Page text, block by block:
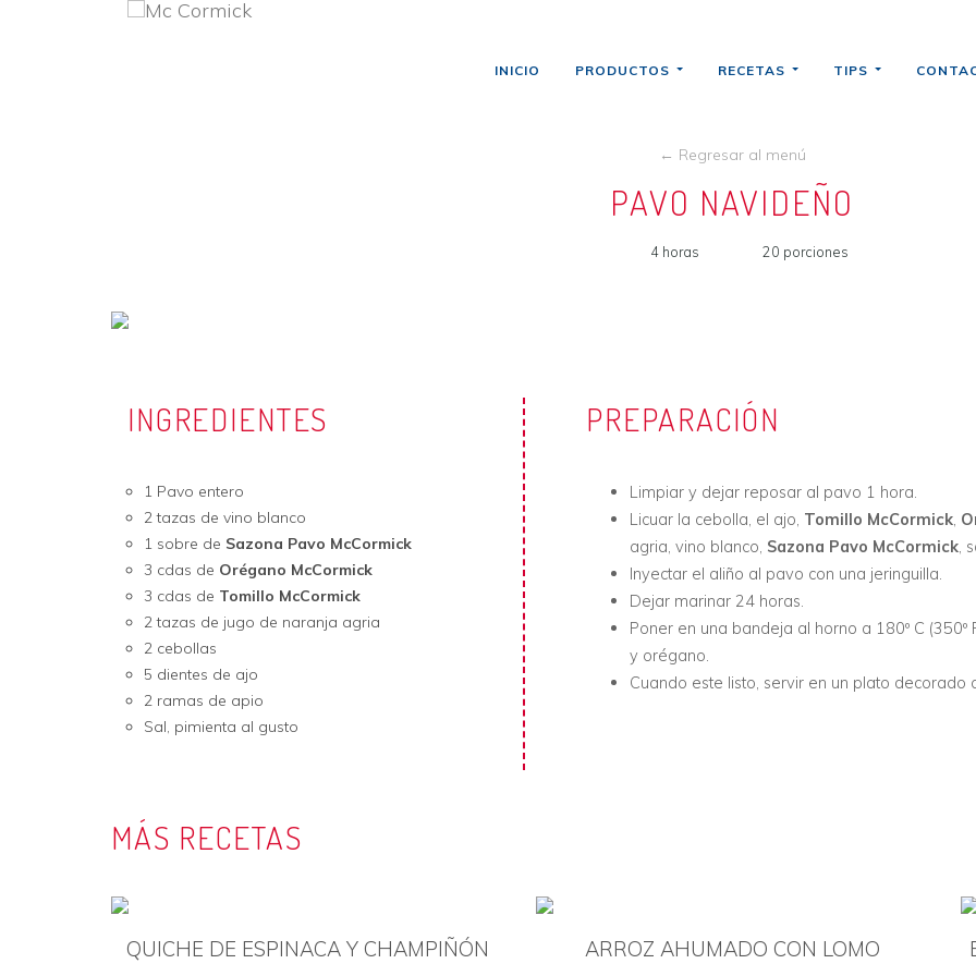
Skip to main content
INICIO PRODUCTOS RECETAS TIPS
← Regresar al menú
PAVO NAVIDEÑO
4 horas 20 porciones
INGREDIENTES
1 Pavo entero
2 tazas de vino blanco
1 sobre de Sazona Pavo McCormick
3 cdas de Orégano McCormick
3 cdas de Tomillo McCormick
2 tazas de jugo de naranja agria
2 cebollas
5 dientes de ajo
2 ramas de apio
Sal, pimienta al gusto
PREPARACIÓN
Limpiar y dejar reposar al pavo 1 hora.
Licuar la cebolla, el ajo, Tomillo McCormick
agria, vino blanco, Sazona Pavo McCormick ,
Inyectar el aliño al pavo con una jeringuilla.
Dejar marinar 24 horas.
Poner en una bandeja al horno a 180º C
y orégano.
Cuando este listo, servir en un plato decorado
MÁS RECETAS
QUICHE DE ESPINACA Y CHAMPIÑÓN ARROZ AHUMADO CON LOMO